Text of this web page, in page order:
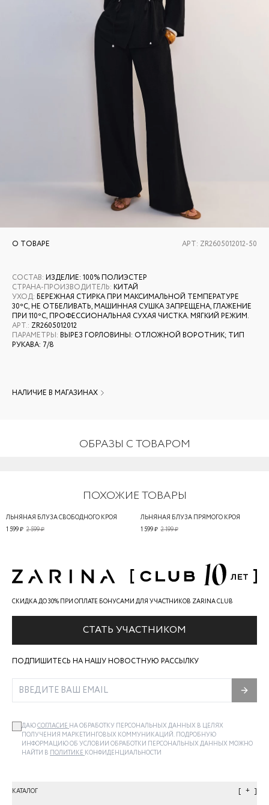
О ТОВАРЕ АРТ: ZR2605012012-50
СОСТАВ: ИЗДЕЛИЕ: 100% ПОЛИЭСТЕР
СТРАНА-ПРОИЗВОДИТЕЛЬ: КИТАЙ
УХОД: БЕРЕЖНАЯ СТИРКА ПРИ МАКСИМАЛЬНОЙ ТЕМПЕРАТУРЕ
30ºС, НЕ ОТБЕЛИВАТЬ, МАШИННАЯ СУШКА ЗАПРЕЩЕНА, ГЛАЖЕНИЕ
ПРИ 110ºС, ПРОФЕССИОНАЛЬНАЯ СУХАЯ ЧИСТКА. МЯГКИЙ РЕЖИМ.
АРТ.: ZR2605012012
ПАРАМЕТРЫ: ВЫРЕЗ ГОРЛОВИНЫ: ОТЛОЖНОЙ ВОРОТНИК; ТИП
РУКАВА: 7/8
НАЛИЧИЕ В МАГАЗИНАХ
ОБРАЗЫ С ТОВАРОМ
ПОХОЖИЕ ТОВАРЫ
ЛЬНЯНАЯ БЛУЗА СВОБОДНОГО КРОЯ
2 599 ₽
1 599 ₽
ЛЬНЯНАЯ БЛУЗА ПРЯМОГО КРОЯ
2 199 ₽
1 599 ₽
СКИДКА ДО 30% ПРИ ОПЛАТЕ БОНУСАМИ ДЛЯ УЧАСТНИКОВ ZARINA CLUB
СТАТЬ УЧАСТНИКОМ
ПОДПИШИТЕСЬ НА НАШУ НОВОСТНУЮ РАССЫЛКУ
ДАЮСОГЛАСИЕ НА ОБРАБОТКУ ПЕРСОНАЛЬНЫХ ДАННЫХ В ЦЕЛЯХ
ПОЛУЧЕНИЯ МАРКЕТИНГОВЫХ КОММУНИКАЦИЙ. ПОДРОБНУЮ
ИНФОРМАЦИЮ ОБ УСЛОВИИ ОБРАБОТКИ ПЕРСОНАЛЬНЫХ ДАННЫХ МОЖНО
НАЙТИ В ПОЛИТИКЕ КОНФИДЕНЦИАЛЬНОСТИ
КАТАЛОГ +